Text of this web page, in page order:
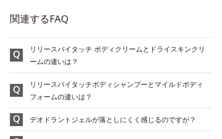
関連するFAQ
リリースバイタッチ ボディクリームとドライスキンクリ
ームの違いは？
リリースバイタッチボディシャンプーとマイルドボディ
フォームの違いは？
デオドラントジェルが落としにくく感じるのですが？